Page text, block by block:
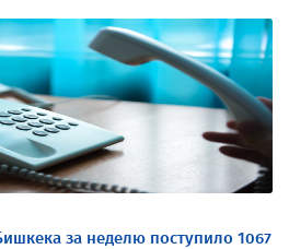
за неделю поступило 1067